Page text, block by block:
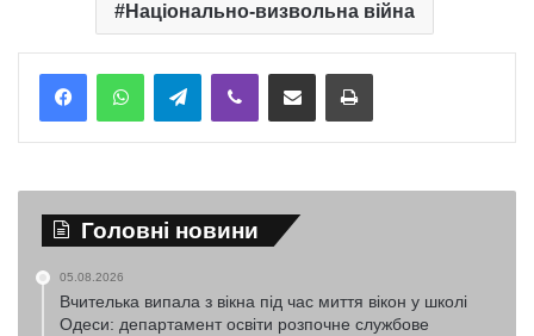
Національно-визвольна війна
TelegramViber Надіслати електронною поштоюНадрукувати
Головні новини
05.08.2026
Вчителька випала з вікна під час миття вікон у школі
Одеси: департамент освіти розпочне службове